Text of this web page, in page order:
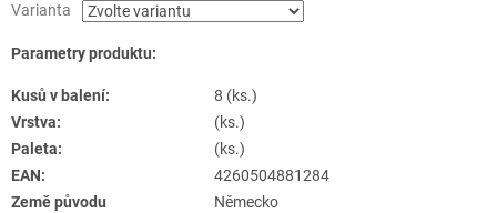
Varianta
Parametry produktu:
Kusů v balení:
8 (ks.)
Vrstva:
(ks.)
Paleta:
(ks.)
EAN:
4260504881284
Země původu
Německo